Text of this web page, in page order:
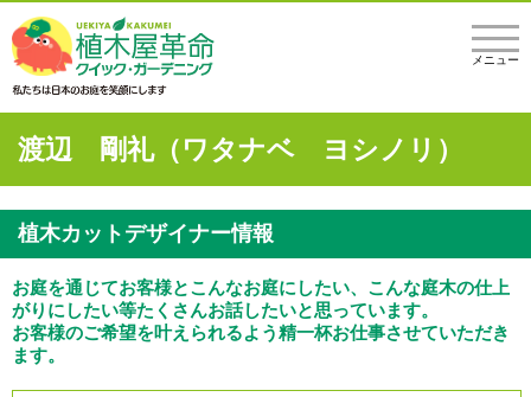
メニュー
渡辺 剛礼（ワタナベ ヨシノリ）
植木カットデザイナー情報
お庭を通じてお客様とこんなお庭にしたい、こんな庭木の仕上
がりにしたい等たくさんお話したいと思っています。
お客様のご希望を叶えられるよう精一杯お仕事させていただき
ます。